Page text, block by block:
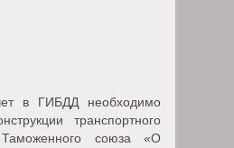
в ГИБДД необходимо
транспортного
Таможенного союза «О